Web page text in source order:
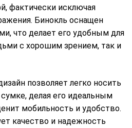
фактически исключая
Бинокль оснащен
что делает его удобным для
с хорошим зрением, так и
позволяет легко носить
делая его идеальным
мобильность и удобство.
качество и надежность